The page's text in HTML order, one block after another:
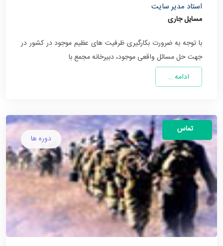
استاد مدیر سایت
مسایل جاری
با توجه به ضرورت بکارگیری ظرفیت های عظیم موجود در کشور در
جهت حل مسائل واقعی موجود، دبیرخانه مجمع با
ادامه …
دوره ها
تماس